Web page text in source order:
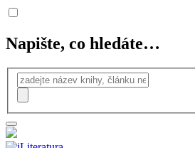
Napište, co hledáte…